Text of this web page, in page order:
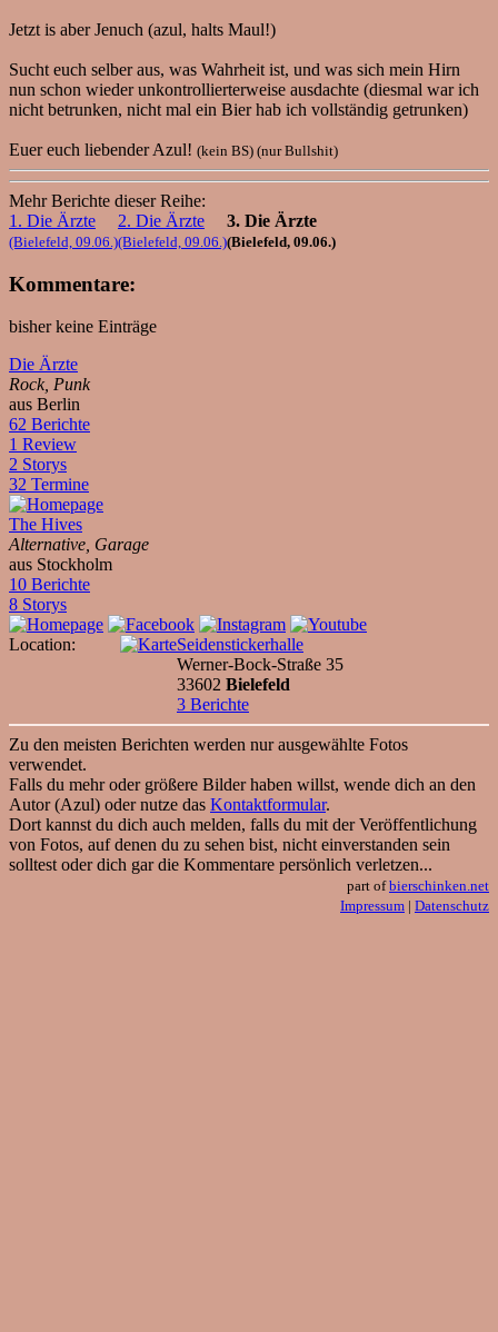
Jetzt is aber Jenuch (azul, halts Maul!)
Sucht euch selber aus, was Wahrheit ist, und was sich mein Hirn
nun schon wieder unkontrollierterweise ausdachte (diesmal war ich
nicht betrunken, nicht mal ein Bier hab ich vollständig getrunken)
Euer euch liebender Azul! (kein BS) (nur Bullshit)
Mehr Berichte dieser Reihe:
1. Die Ärzte
(Bielefeld, 09.06.)
2. Die Ärzte
(Bielefeld, 09.06.)
3. Die Ärzte
(Bielefeld, 09.06.)
Kommentare:
bisher keine Einträge
Die Ärzte
Rock, Punk
aus Berlin
62 Berichte
1 Review
2 Storys
32 Termine
The Hives
Alternative, Garage
aus Stockholm
10 Berichte
8 Storys
Location:
Seidenstickerhalle
Werner-Bock-Straße 35
33602 Bielefeld
3 Berichte
Zu den meisten Berichten werden nur ausgewählte Fotos
verwendet.
Falls du mehr oder größere Bilder haben willst, wende dich an den
Autor (Azul) oder nutze das Kontaktformular.
Dort kannst du dich auch melden, falls du mit der Veröffentlichung
von Fotos, auf denen du zu sehen bist, nicht einverstanden sein
solltest oder dich gar die Kommentare persönlich verletzen...
part ofbierschinken.net
Impressum | Datenschutz